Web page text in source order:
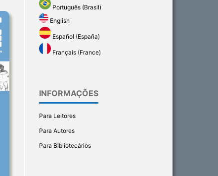
Português (Brasil)
English
Español (España)
Français (France)
INFORMAÇÕES
Para Leitores
Para Autores
Para Bibliotecários